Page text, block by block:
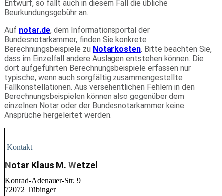
Entwurf, so fällt auch in diesem Fall die übliche
Beurkundungsgebühr an.
Auf notar.de, dem Informationsportal der
Bundesnotarkammer, finden Sie konkrete
Berechnungsbeispiele zu Notarkosten. Bitte beachten Sie,
dass im Einzelfall andere Auslagen entstehen können. Die
dort aufgeführten Berechnungsbeispiele erfassen nur
typische, wenn auch sorgfältig zusammengestellte
Fallkonstellationen. Aus versehentlichen Fehlern in den
Berechnungsbeispielen können also gegenüber dem
einzelnen Notar oder der Bundesnotarkammer keine
Ansprüche hergeleitet werden.
Kontakt
Notar Klaus M. Wetzel
Konrad-Adenauer-Str. 9
72072 Tübingen